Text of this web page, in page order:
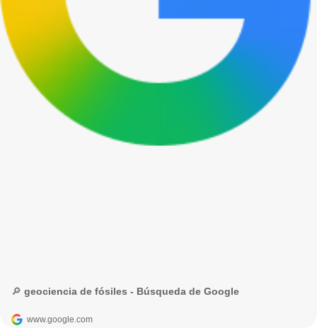
🔎 geociencia de fósiles - Búsqueda de Google
www.google.com